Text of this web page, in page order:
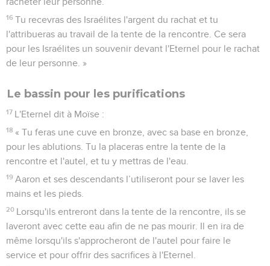
16 Tu recevras des Israélites l'argent du rachat et tu
l'attribueras au travail de la tente de la rencontre. Ce sera
pour les Israélites un souvenir devant l'Eternel pour le rachat
de leur personne. »
Le bassin pour les purifications
17 L'Eternel dit à Moïse :
18 « Tu feras une cuve en bronze, avec sa base en bronze,
pour les ablutions. Tu la placeras entre la tente de la
rencontre et l'autel, et tu y mettras de l'eau.
19 Aaron et ses descendants l’utiliseront pour se laver les
mains et les pieds.
20 Lorsqu'ils entreront dans la tente de la rencontre, ils se
laveront avec cette eau afin de ne pas mourir. Il en ira de
même lorsqu'ils s'approcheront de l'autel pour faire le
service et pour offrir des sacrifices à l'Eternel.